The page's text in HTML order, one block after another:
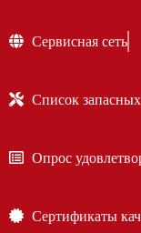
Сервисная сеть
Список
Опрос
Сертификаты